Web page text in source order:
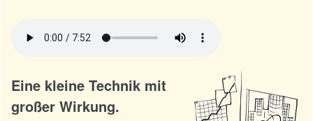
Eine kleine Technik mit
großer Wirkung.